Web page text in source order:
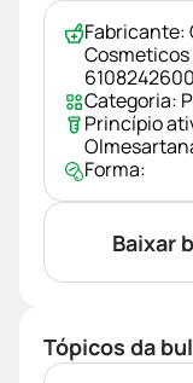
Fabricante:
Cosmeticos
Categoria:
Princípio
Forma:
Baixar
Tópicos da